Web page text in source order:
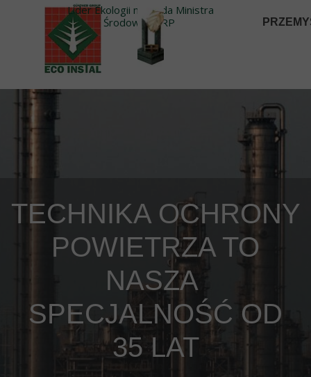
Lider Ekologii nagroda Ministra
Środowiska RP
TECHNIKA OCHRONY
POWIETRZA TO
NASZA
SPECJALNOŚĆ OD
35 LAT